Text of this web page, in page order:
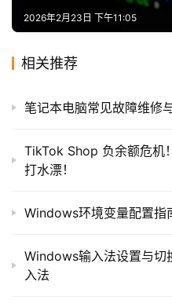
2026年2月23日 下午11:05
相关推荐
笔记本电脑常见故障维修
TikTok Shop 负余额危机
打水漂！
Windows环境变量配置指
Windows输入法设置与切
入法